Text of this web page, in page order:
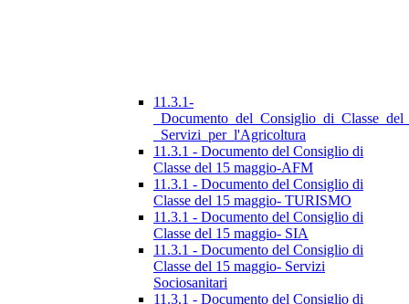
11.3.1-
_Servizi_per_l'Agricoltura
11.3.1 - Documento del Consiglio di
Classe del 15 maggio-AFM
11.3.1 - Documento del Consiglio di
Classe del 15 maggio- TURISMO
11.3.1 - Documento del Consiglio di
Classe del 15 maggio- SIA
11.3.1 - Documento del Consiglio di
Classe del 15 maggio- Servizi
Sociosanitari
11.3.1 - Documento del Consiglio di